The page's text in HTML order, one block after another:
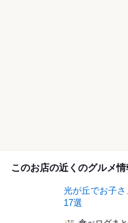
このお店の近くのグルメ
光が丘でお子
17選